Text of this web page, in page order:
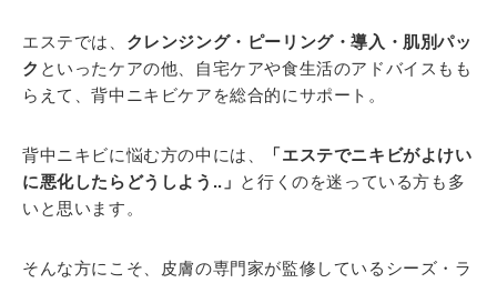
エステでは、 クレンジング・ピーリング・導入・肌別パッ
ク といったケアの他、自宅ケアや食生活のアドバイスもも
らえて、背中ニキビケアを総合的にサポート。
背中ニキビに悩む方の中には、
「エステでニキビがよけい
に悪化したらどうしよう..」 と行くのを迷っている方も多
いと思います。
そんな方にこそ、皮膚の専門家が監修しているシーズ・ラ